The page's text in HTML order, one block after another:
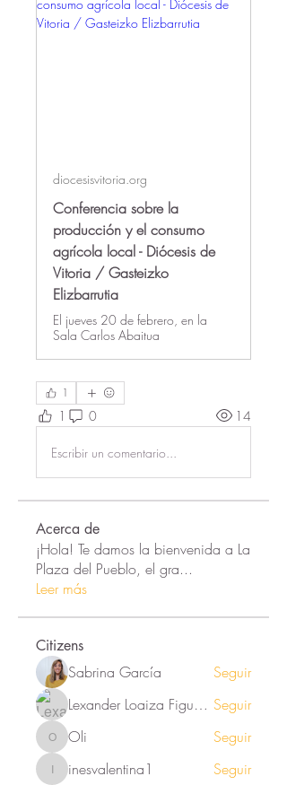
diocesisvitoria.org
Conferencia sobre la
producción y el consumo
agrícola local - Diócesis de
Vitoria / Gasteizko
Elizbarrutia
El jueves 20 de febrero, en la
Sala Carlos Abaitua
1
1 0 14
Escribir un comentario...
Acerca de
¡Hola! Te damos la bienvenida a La
Plaza del Pueblo, el gra...
Leer más
Citizens
Sabrina García
Seguir
Lexander Loaiza Figueroa Seguir
Oli Oli Seguir
inesvalentina1
inesvalentina1
Seguir